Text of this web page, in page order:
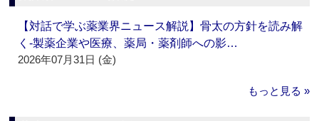
【対話で学ぶ薬業界ニュース解説】骨太の方針を読み解
く‐製薬企業や医療、薬局・薬剤師への影…
2026年07月31日 (金)
もっと見る »